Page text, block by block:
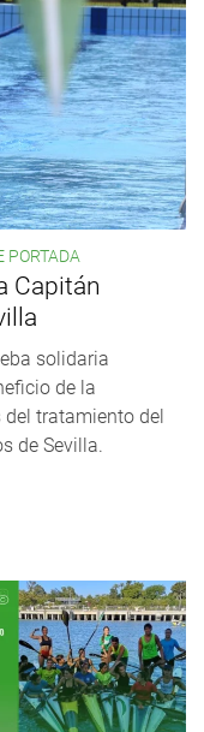
PORTADA
Capitán
solidaria
de la
tratamiento del
de Sevilla.